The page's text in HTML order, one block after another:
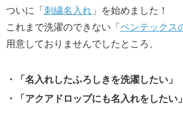
ついに「 刺繍名入れ 」を始めました！
これまで洗濯のできない「 ペンテックス
用意しておりませんでしたところ、
・「名入れしたふろしきを洗濯したい」
・「アクアドロップにも名入れをしたい」